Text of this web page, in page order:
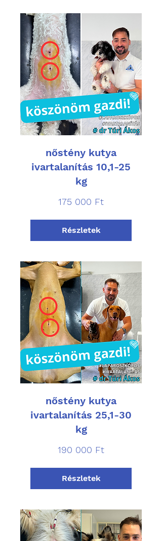
nőstény kutya
ivartalanítás 10,1-25
kg
175 000 Ft
Részletek
nőstény kutya
ivartalanítás 25,1-30
kg
190 000 Ft
Részletek